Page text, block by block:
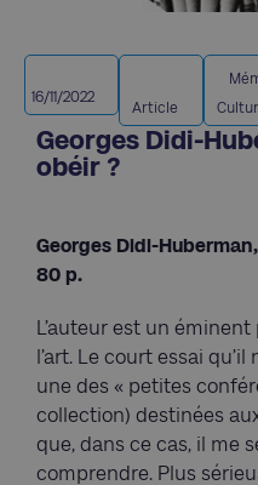
16/11/2022
Article
Georges Didi-
obéir ?
Georges Didi-Huberman,
80 p.
L’auteur est un
l’art. Le court essai
une des « petites
collection) destinées
que, dans ce cas, il me
comprendre. Plus